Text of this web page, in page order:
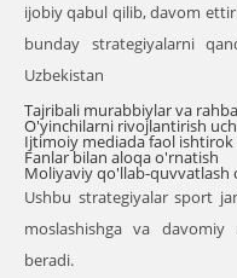
ijobiy qabul qilib, davom
bunday strategiyalarni
Uzbekistan
Tajribali murabbiylar va
O'yinchilarni rivojlantirish
Ijtimoiy mediada faol ishtirok
Fanlar bilan aloqa o'rnatish
Moliyaviy qo'llab-quvvatlash
Ushbu strategiyalar sport
moslashishga va davomiy
beradi.